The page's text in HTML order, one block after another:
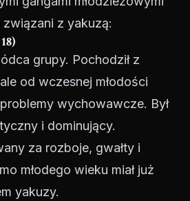
z yakuzą:
grupy. Pochodził z
od wczesnej młodości
wychowawcze. Był
i dominujący.
za rozboje, gwałty i
młodego wieku miał już
yakuzy.